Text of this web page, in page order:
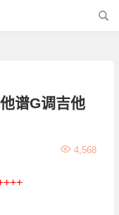
谱G调吉他
4,568